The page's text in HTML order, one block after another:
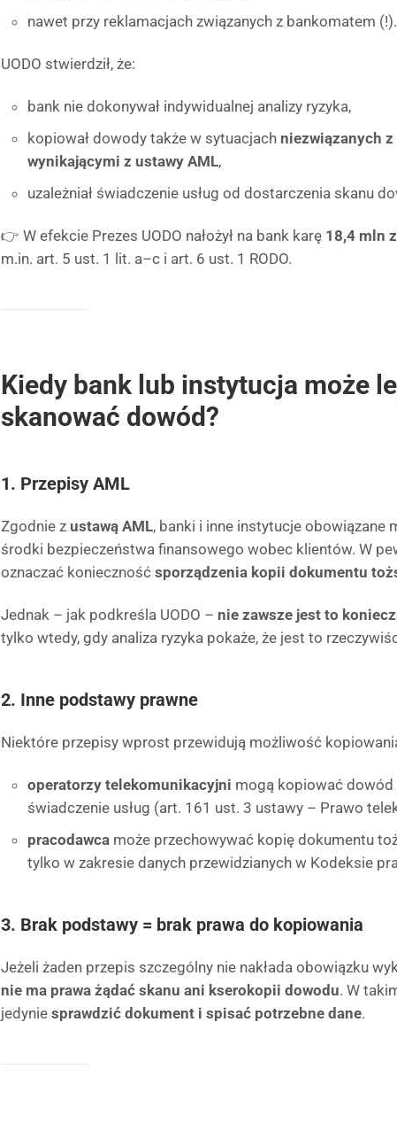
nawet przy reklamacjach związanych z bankomatem (!).
UODO stwierdził, że:
bank nie dokonywał indywidualnej analizy ryzyka,
kopiował dowody także w sytuacjach niezwiązanych
wynikającymi z ustawy AML,
uzależniał świadczenie usług od dostarczenia skanu
👉 W efekcie Prezes UODO nałożył na bank karę 18,4 mln
m.in. art. 5 ust. 1 lit. a–c i art. 6 ust. 1 RODO.
Kiedy bank lub instytucja może
skanować dowód?
1. Przepisy AML
Zgodnie z ustawą AML, banki i inne instytucje obowiązane
środki bezpieczeństwa finansowego wobec klientów. W
oznaczać konieczność sporządzenia kopii dokumentu
Jednak – jak podkreśla UODO – nie zawsze jest to
tylko wtedy, gdy analiza ryzyka pokaże, że jest to
2. Inne podstawy prawne
Niektóre przepisy wprost przewidują możliwość
operatorzy telekomunikacyjni mogą kopiować dowód
świadczenie usług (art. 161 ust. 3 ustawy – Prawo
pracodawca może przechowywać kopię dokumentu
tylko w zakresie danych przewidzianych w Kodeksie
3. Brak podstawy = brak prawa do kopiowania
Jeżeli żaden przepis szczególny nie nakłada obowiązku
nie ma prawa żądać skanu ani kserokopii dowodu. W
jedynie sprawdzić dokument i spisać potrzebne dane.